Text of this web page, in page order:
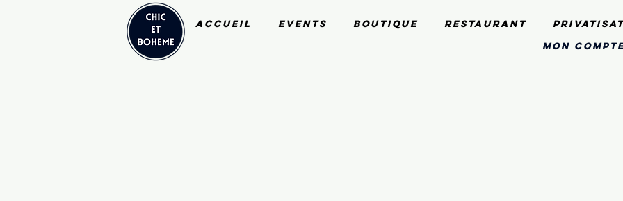
Accueil Events Boutique Restaurant
mon